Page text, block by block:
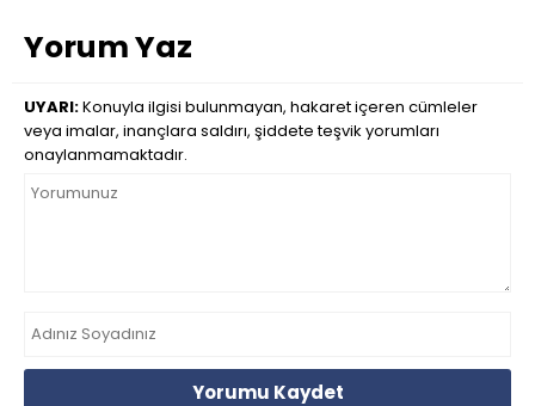
Yorum Yaz
UYARI:Konuyla ilgisi bulunmayan, hakaret içeren cümleler
veya imalar, inançlara saldırı, şiddete teşvik yorumları
onaylanmamaktadır.
Yorumu Kaydet